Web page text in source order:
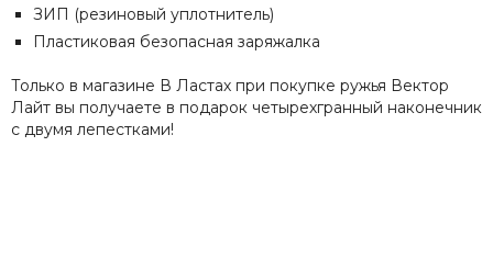
ЗИП (резиновый уплотнитель)
Пластиковая безопасная заряжалка
Только в магазине В Ластах при покупке ружья Вектор
Лайт вы получаете в подарок четырехгранный наконечник
с двумя лепестками!